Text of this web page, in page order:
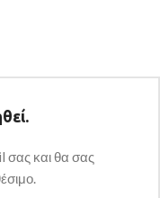
σας και θα σας